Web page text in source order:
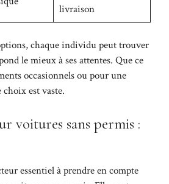
livraison
chaque individu peut trouver
le mieux à ses attentes. Que ce
occasionnels ou pour une
est vaste.
voitures sans permis :
essentiel à prendre en compte